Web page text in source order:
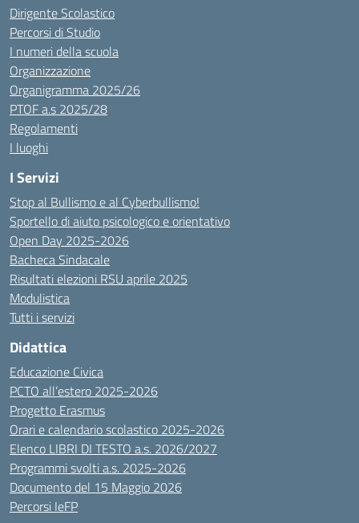
Dirigente Scolastico
Percorsi di Studio
I numeri della scuola
Organizzazione
Organigramma 2025/26
PTOF a.s 2025/28
Regolamenti
I luoghi
I Servizi
Stop al Bullismo e al Cyberbullismo!
Sportello di aiuto psicologico e orientativo
Open Day 2025-2026
Bacheca Sindacale
Risultati elezioni RSU aprile 2025
Modulistica
Tutti i servizi
Didattica
Educazione Civica
PCTO all’estero 2025-2026
Progetto Erasmus
Orari e calendario scolastico 2025-2026
Elenco LIBRI DI TESTO a.s. 2026/2027
Programmi svolti a.s. 2025-2026
Documento del 15 Maggio 2026
Percorsi IeFP